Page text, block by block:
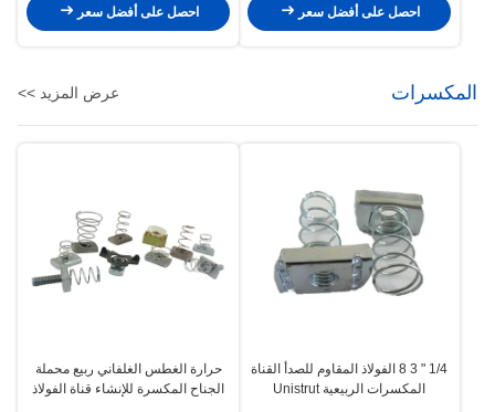
احصل على أفضل سعر احصل على أفضل سعر
المكسرات عرض المزيد >>
1/4 " 3 8 الفولاذ المقاوم للصدأ القناة
المكسرات الربيعية Unistrut
حرارة الغطس الغلفاني ربيع محملة
الجناح المكسرة للإنشاء قناة الفولاذ